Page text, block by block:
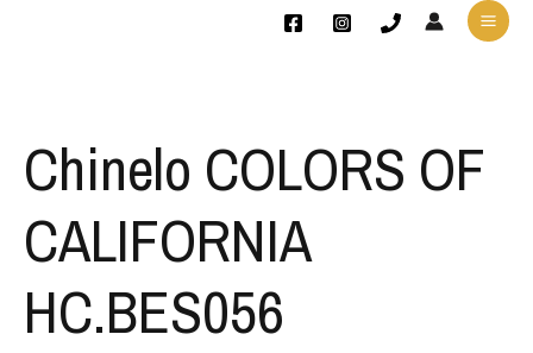
Chinelo COLORS OF
CALIFORNIA
HC.BES056